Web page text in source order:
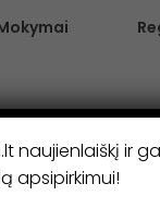
naujienlaiškį ir
apsipirkimui!